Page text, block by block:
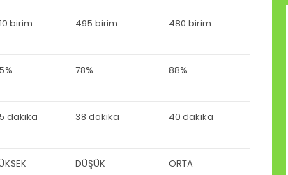
birim 495 birim 480 birim
78% 88%
dakika 38 dakika 40 dakika
DÜŞÜK ORTA